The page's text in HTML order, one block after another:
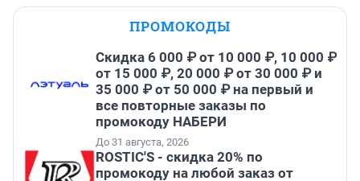
ПРОМОКОДЫ
Скидка 6 000 ₽ от 10 000 ₽, 10 000 ₽
от 15 000 ₽, 20 000 ₽ от 30 000 ₽ и
35 000 ₽ от 50 000 ₽ на первый и
все повторные заказы по
промокоду НАБЕРИ
До 31 августа, 2026
ROSTIC'S - скидка 20% по
промокоду на любой заказ от